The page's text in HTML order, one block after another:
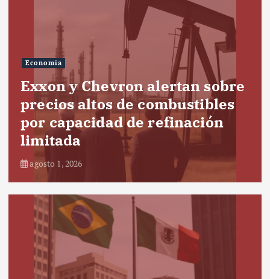
Economía
Exxon y Chevron alertan sobre
precios altos de combustibles
por capacidad de refinación
limitada
agosto 1, 2026